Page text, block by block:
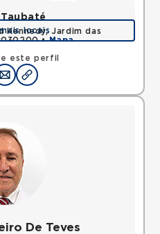
este perfil
Kennedy, Jardim das
•Mapa
locais
De Teves